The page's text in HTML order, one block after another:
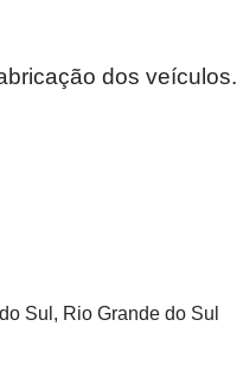
dos veículos.
Sul, Rio Grande do Sul